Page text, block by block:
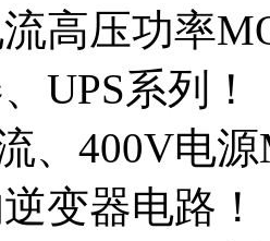
高压功率
UPS系列！
、400V电
变器电路！